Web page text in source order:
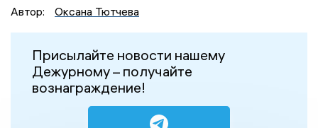
Автор:
Оксана Тютчева
Присылайте новости нашему
Дежурному – получайте
вознаграждение!